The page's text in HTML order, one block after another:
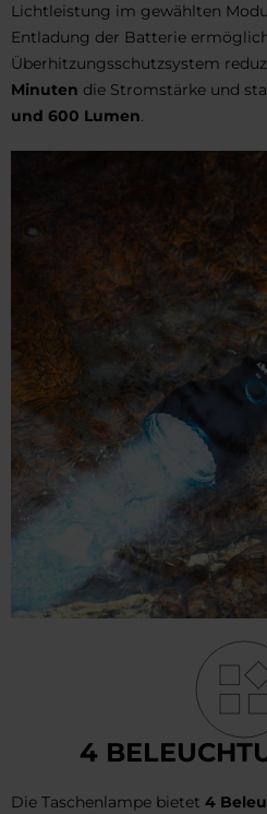
Lichtleistung im gewählten
Entladung der Batterie
Überhitzungsschutzsystem
Minuten die Stromstärke und
und 600 Lumen.
4
Die Taschenlampe bietet 4